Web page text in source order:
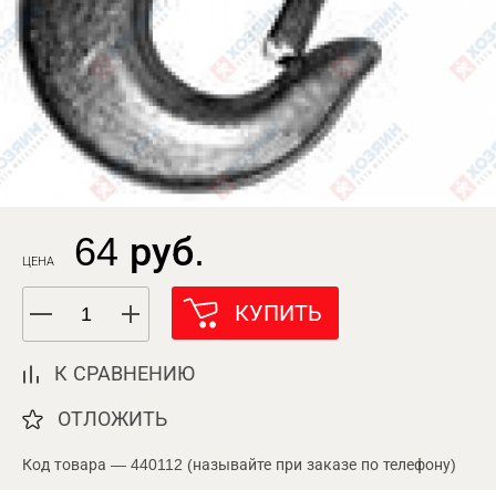
ЦЕНА 64 руб.
КУПИТЬ
К СРАВНЕНИЮ
ОТЛОЖИТЬ
Код товара — 440112 (называйте при заказе по телефону)